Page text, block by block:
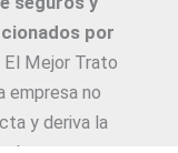
por
Mejor Trato
empresa no
y deriva la